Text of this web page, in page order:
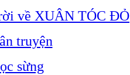
về XUÂN TÓC ĐỎ
truyện
sừng